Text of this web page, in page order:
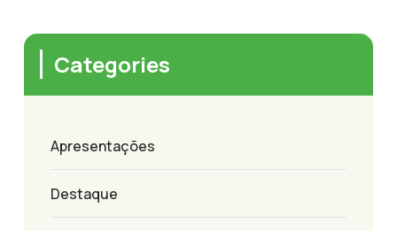
Categories
Apresentações
Destaque